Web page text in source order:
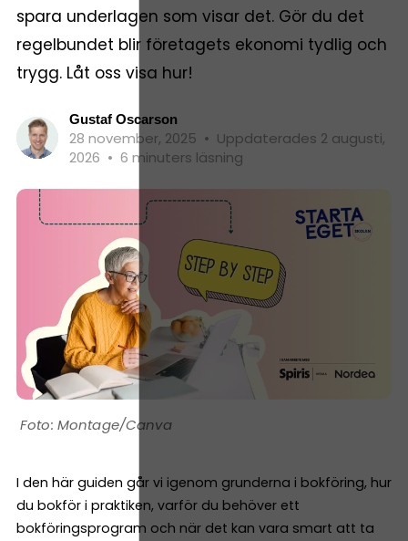
spara underlagen som visar det. Gör du det
regelbundet blir företagets ekonomi tydlig och
trygg. Låt oss visa hur!
Gustaf Oscarson
28 november, 2025 • Uppdaterades 2 augusti,
2026 • 6 minuters läsning
Montage/Canva
I den här guiden går vi igenom grunderna i bokföring, hur
du bokför i praktiken, varför du behöver ett
bokföringsprogram och när det kan vara smart att ta